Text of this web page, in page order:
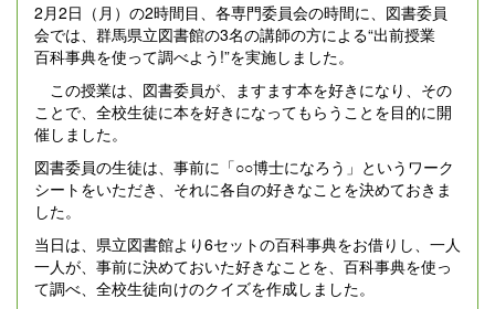
2月2日（月）の2時間目、各専門委員会の時間に、図書委員
会では、群馬県立図書館の3名の講師の方による“出前授業
百科事典を使って調べよう!”を実施しました。
この授業は、図書委員が、ますます本を好きになり、その
ことで、全校生徒に本を好きになってもらうことを目的に開
催しました。
図書委員の生徒は、事前に「○○博士になろう」というワーク
シートをいただき、それに各自の好きなことを決めておきま
した。
当日は、県立図書館より6セットの百科事典をお借りし、一人
一人が、事前に決めておいた好きなことを、百科事典を使っ
て調べ、全校生徒向けのクイズを作成しました。